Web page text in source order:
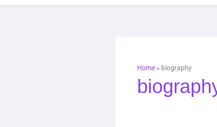
Home » biography